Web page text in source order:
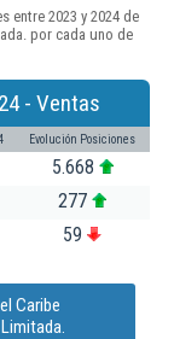
entre 2023 y 2024 de
por cada uno de
- Ventas
Evolución Posiciones
5.668
277
59
Caribe